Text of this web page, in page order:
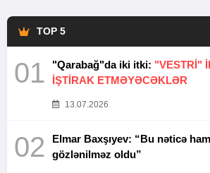
TOP 5
01 "Qarabağ"da iki itki: "VESTRİ"
İŞTİRAK ETMƏYƏCƏKLƏR
13.07.2026
02
Elmar Baxşıyev: “Bu nəticə
gözlənilməz oldu”